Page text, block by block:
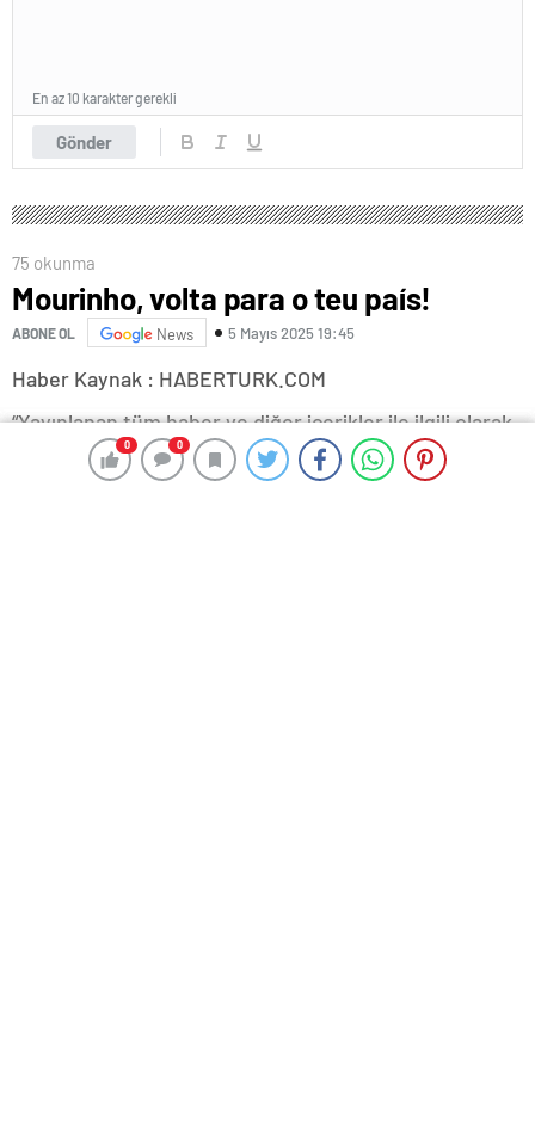
0 0
Gönder
En az 10 karakter gerekli
75 okunma
Mourinho, volta para o teu país!
ABONE OL News 5 Mayıs 2025 19:45
0 0
Haber Kaynak : HABERTURK.COM
“Yayınlanan tüm haber ve diğer içerikler ile ilgili olarak
yasal bildirimlerinizi bize iletişim sayfası üzerinden
iletiniz. En kısa süre içerisinde bildirimlerinize geri